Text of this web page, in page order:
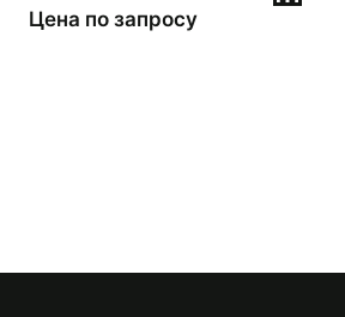
Цена по запросу